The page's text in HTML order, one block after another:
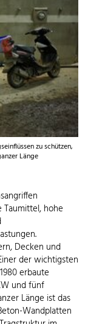
zu schützen,
Länge
hohe
Decken und
der wichtigsten
erbaute
und fünf
Länge ist das
Wandplatten